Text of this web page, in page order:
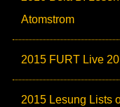
Atomstrom
2015 FURT Live
2015 Lesung Lists